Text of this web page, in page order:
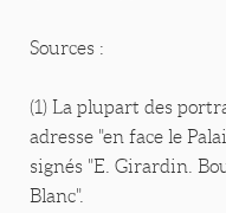
Sources :
(1) La plupart des
adresse "en face le
signés "E. Girardin.
Blanc".